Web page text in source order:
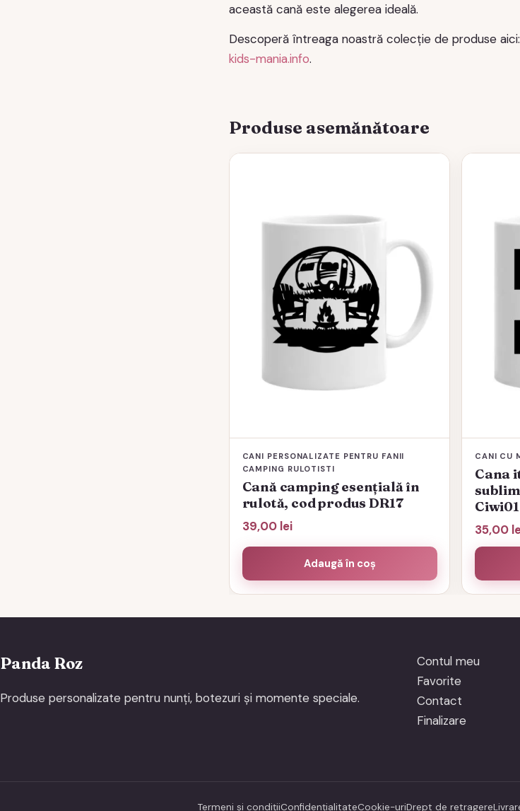
această cană este alegerea ideală.
Descoperă întreaga noastră colecție de produse aici:
kids-mania.info.
Produse asemănătoare
CANI PERSONALIZATE PENTRU FANII
CAMPING RULOTISTI
Cană camping esențială în
rulotă, cod produs DR17
39,00 lei
Adaugă în coș
CANI CU
Cana
Ciwi01
35,00
Panda Roz
Produse personalizate pentru nunți, botezuri și momente speciale.
Contul meu
Favorite
Contact
Finalizare
Termeni și condițiiConfidențialitateCookie-uriDrept de retragere